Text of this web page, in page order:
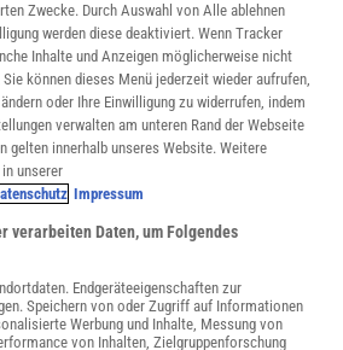
hier:
Zwecke. Durch Auswahl von Alle ablehnen
werden diese deaktiviert. Wenn Tracker
Inhalte und Anzeigen möglicherweise nicht
können dieses Menü jederzeit wieder aufrufen,
oder Ihre Einwilligung zu widerrufen, indem
verwalten am unteren Rand der Webseite
gelten innerhalb unseres Website. Weitere
unserer
Impressum
verarbeiten Daten, um Folgendes
Endgeräteeigenschaften zur
Speichern von oder Zugriff auf Informationen
Werbung und Inhalte, Messung von
von Inhalten, Zielgruppenforschung